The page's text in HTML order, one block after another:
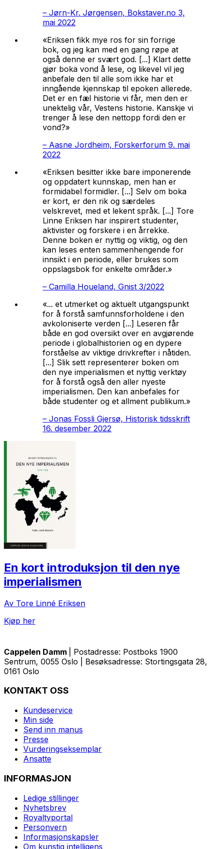
– Jørn-Kr. Jørgensen, Bokstaver.no 3,
mai 2022
«Eriksen fikk mye ros for sin forrige
bok, og jeg kan med en gang røpe at
også denne er svært god. [...] Klart dette
gjør boka vond å lese, og likevel vil jeg
anbefale den til alle som ikke har et
inngående kjennskap til epoken allerede.
Det er en fæl historie vi får, men den er
unektelig vår, Vestens historie. Kanskje vi
trenger å lese den nettopp fordi den er
vond?»
– Aasne Jordheim, Forskerforum 9. mai
2022
«Eriksen besitter ikke bare imponerende
og oppdatert kunnskap, men han er
formidabel formidler. [...] Selv om boka
er kort, er den rik og særdeles
velskrevet, med et lekent språk. [...] Tore
Linne Eriksen har inspirert studenter,
aktivister og forskere i en årrekke.
Denne boken er nyttig og viktig, og den
kan leses enten sammenhengende for
innsikt i en periode, eller brukes som
oppslagsbok for enkelte områder.»
– Camilla Houeland, Gnist 3/2022
«... et utmerket og aktuelt utgangspunkt
for å forstå samfunnsforholdene i den
avkoloniserte verden [...] Leseren får
både en god oversikt over en avgjørende
periode i globalhistorien og en dypere
forståelse av viktige drivkrefter i nåtiden.
[...] Slik sett representerer boken om
den nye imperialismen et nyttig verktøy
for å forstå også den aller nyeste
imperialismen. Den kan anbefales for
både studenter og et allment publikum.»
– Jonas Fossli Gjersø, Historisk tidsskrift
16. desember 2022
En kort introduksjon til den nye
imperialismen
Av Tore Linné Eriksen
Kjøp her
Cappelen Damm
| Postadresse: Postboks 1900
Sentrum, 0055 Oslo | Besøksadresse: Stortingsgata 28,
0161 Oslo
KONTAKT OSS
Kundeservice
Min side
Send inn manus
Presse
Vurderingseksemplar
Ansatte
INFORMASJON
Ledige stillinger
Nyhetsbrev
Royaltyportal
Personvern
Informasjonskapsler
Om kunstig intelligens